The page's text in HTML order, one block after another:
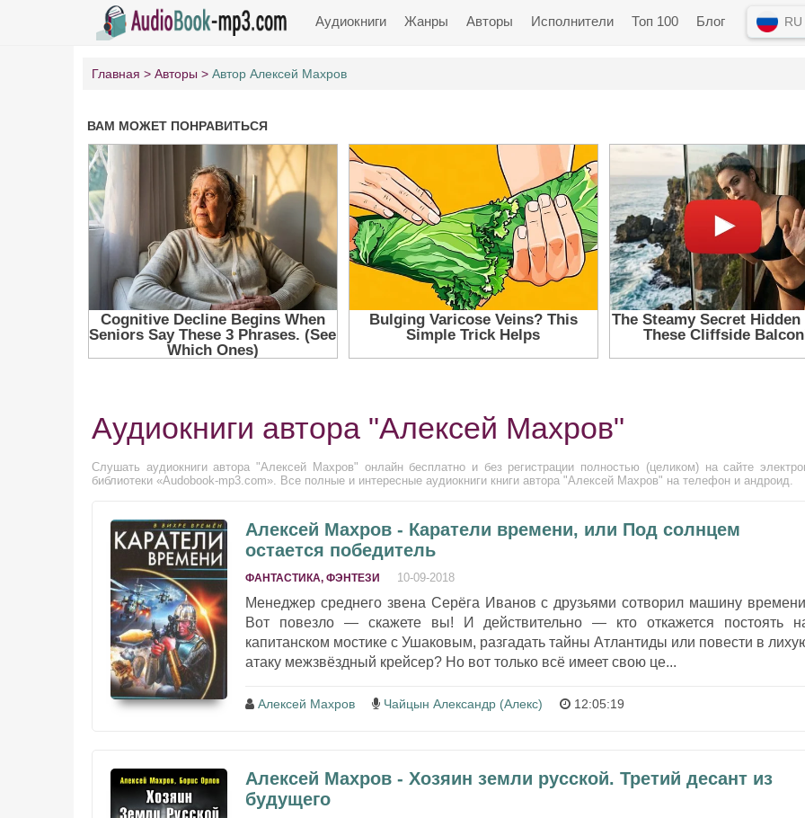
Аудиокниги Жанры Авторы Исполнители Топ 100 Блог RU
Главная Авторы Автор Алексей Махров
Аудиокниги автора "Алексей Махров"
Слушать аудиокниги автора "Алексей Махров" онлайн бесплатно и без регистрации полностью (целиком) на сайте
библиотеки «Audobook-mp3.com». Все полные и интересные аудиокниги книги автора "Алексей Махров" на телефон и андроид.
Алексей Махров - Каратели времени, или Под солнцем
остается победитель
ФАНТАСТИКА, ФЭНТЕЗИ 10-09-2018
Менеджер среднего звена Серёга Иванов с друзьями сотворил машину
Вот повезло — скажете вы! И действительно — кто откажется постоять
капитанском мостике с Ушаковым, разгадать тайны Атлантиды или повести в
атаку межзвёздный крейсер? Но вот только всё имеет свою це...
Алексей Махров Чайцын Александр (Алекс) 12:05:19
Алексей Махров - Хозяин земли русской. Третий десант из
будущего